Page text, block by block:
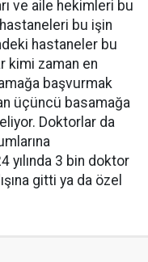
ve aile hekimleri bu
bu işin
hastaneler bu
kimi zaman en
başvurmak
üçüncü basamağa
Doktorlar da
yılında 3 bin doktor
gitti ya da özel